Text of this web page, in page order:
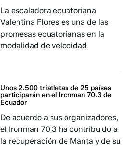
La escaladora ecuatoriana
Valentina Flores es una de las
promesas ecuatorianas en la
modalidad de velocidad
Unos 2.500 triatletas de 25 países
participarán en el Ironman 70.3 de
Ecuador
De acuerdo a sus organizadores,
el Ironman 70.3 ha contribuido a
la recuperación de Manta y de su